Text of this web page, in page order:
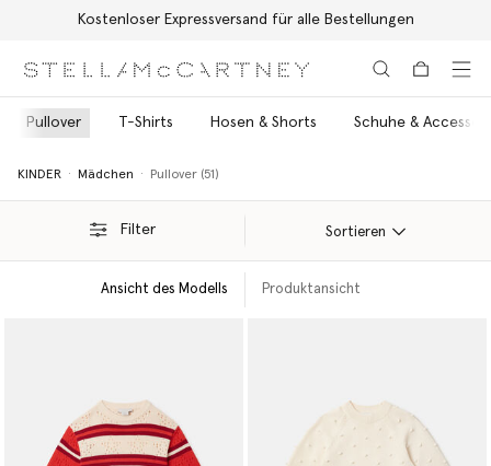
Kostenloser Expressversand für alle Bestellungen
Pullover T-Shirts Hosen & Shorts Schuhe &
KINDER Mädchen Pullover (51)
Filter Sortieren
Ansicht des Modells Produktansicht